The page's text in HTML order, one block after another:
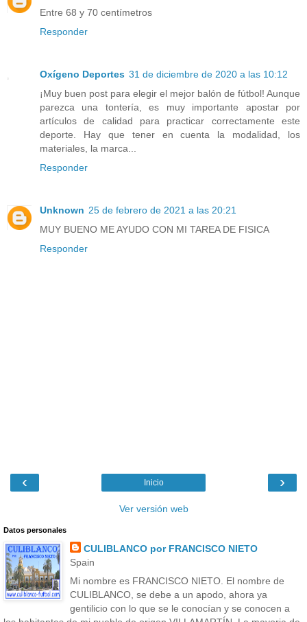
Entre 68 y 70 centímetros
Responder
Oxígeno Deportes 31 de diciembre de 2020 a las 10:12
¡Muy buen post para elegir el mejor balón de fútbol! Aunque
parezca una tontería, es muy importante apostar por
artículos de calidad para practicar correctamente este
deporte. Hay que tener en cuenta la modalidad, los
materiales, la marca...
Responder
Unknown 25 de febrero de 2021 a las 20:21
MUY BUENO ME AYUDO CON MI TAREA DE FISICA
Responder
‹ ›
Inicio
Ver versión web
Datos personales
CULIBLANCO por FRANCISCO NIETO
Spain
Mi nombre es FRANCISCO NIETO. El nombre de
CULIBLANCO, se debe a un apodo, ahora ya
gentilicio con lo que se le conocían y se conocen a